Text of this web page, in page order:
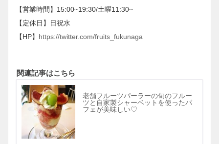
【営業時間】15:00~19:30/土曜11:30~
【定休日】日祝水
【HP】 https://twitter.com/fruits_fukunaga
関連記事はこちら
老舗フルーツパーラーの旬のフルー
ツと自家製シャーベットを使ったパ
フェが美味しい♡